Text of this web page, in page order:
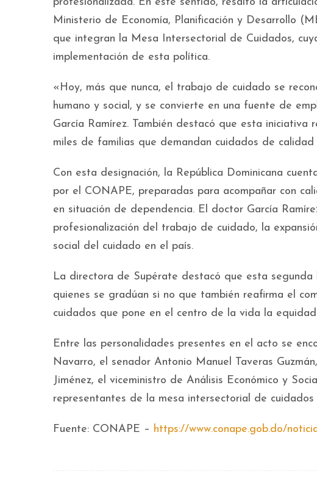
Ministerio de Economía, Planificación y Desarrollo
que integran la Mesa Intersectorial de Cuidados,
implementación de esta política.
«Hoy, más que nunca, el trabajo de cuidado se
humano y social, y se convierte en una fuente de
García Ramírez. También destacó que esta
miles de familias que demandan cuidados de calidad
Con esta designación, la República Dominicana
por el CONAPE, preparadas para acompañar con
en situación de dependencia. El doctor García
profesionalización del trabajo de cuidado, la
social del cuidado en el país.
La directora de Supérate destacó que esta
quienes se gradúan si no que también reafirma el
cuidados que pone en el centro de la vida la
Entre las personalidades presentes en el acto se
Navarro, el senador Antonio Manuel Taveras
Jiménez, el viceministro de Análisis Económico y
representantes de la mesa intersectorial de
Fuente: CONAPE – https://www.conape.gob.do/